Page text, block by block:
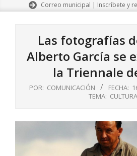
Correo municipal | Inscríbete y
Las fotografías
Alberto García se
la Triennale
POR: COMUNICACIÓN FECHA:
TEMA: CULTURA